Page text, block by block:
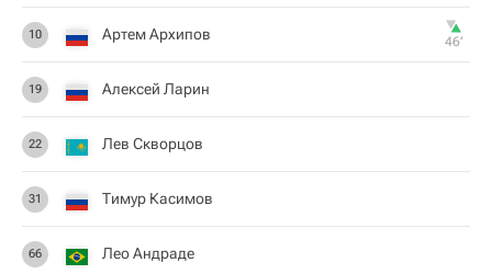
10 Артем Архипов 46‎’‎
19 Алексей Ларин
22 Лев Скворцов
31 Тимур Касимов
66 Лео Андраде